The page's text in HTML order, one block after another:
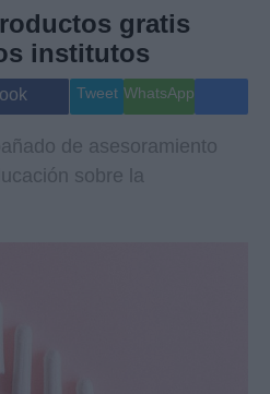
Gente
Musica
gratis
institutos
Tweet WhatsApp
de asesoramiento
sobre la